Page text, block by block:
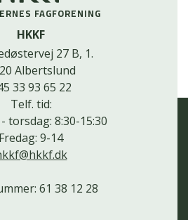
FAGFORENING
HKKF
27 B, 1.
Albertslund
33 93 65 22
Telf. tid:
torsdag: 8:30-15:30
Fredag: 9-14
61 38 12 28